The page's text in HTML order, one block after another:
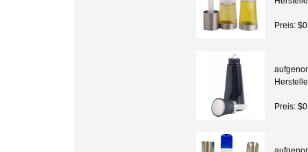
Preis:
Preis: